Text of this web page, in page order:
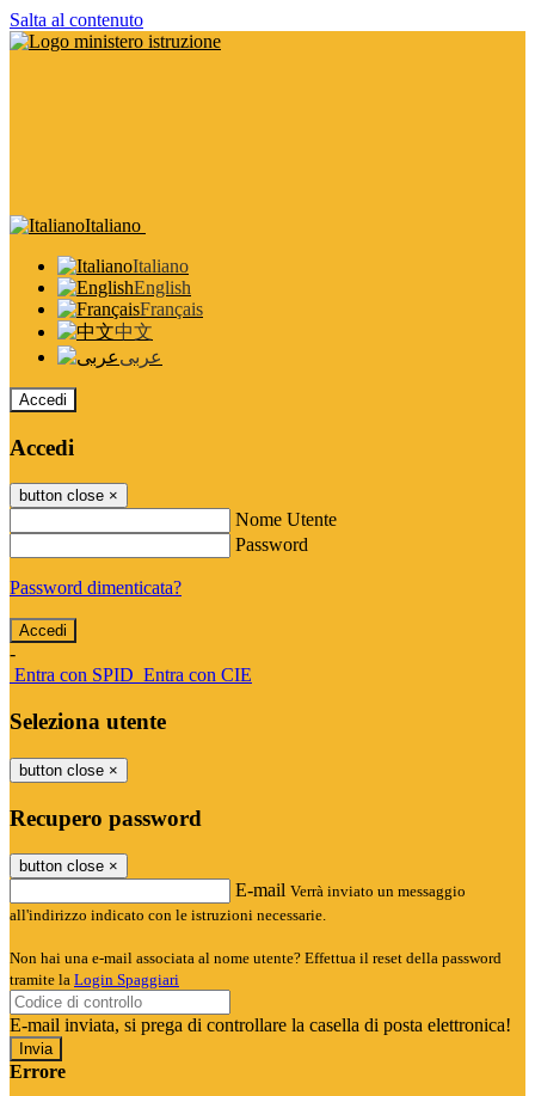
Salta al contenuto
Italiano
Italiano
English
Français
中文
عربى
Accedi
Accedi
button close ×
Nome Utente
Password
Password dimenticata?
-
Entra con SPID Entra con CIE
Seleziona utente
button close ×
Recupero password
button close ×
E-mail Verrà inviato un messaggio
all'indirizzo indicato con le istruzioni necessarie.
Non hai una e-mail associata al nome utente? Effettua il reset della password
tramite la Login Spaggiari
E-mail inviata, si prega di controllare la casella di posta elettronica!
Errore